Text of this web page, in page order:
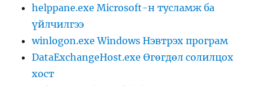
helppane.exe Microsoft-н тусламж ба
үйлчилгээ
winlogon.exe Windows Нэвтрэх програм
DataExchangeHost.exe Өгөгдөл солилцох
хост